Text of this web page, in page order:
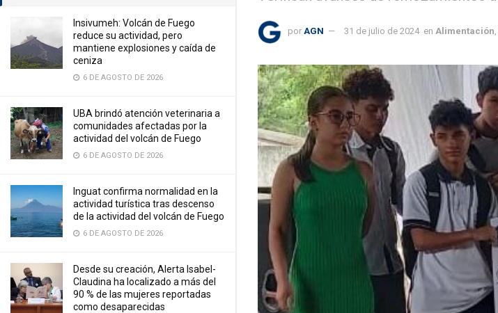
Insivumeh: Volcán de Fuego
reduce su actividad, pero
mantiene explosiones y caída de
ceniza
6 DE AGOSTO DE 2026
UBA brindó atención veterinaria a
comunidades afectadas por la
actividad del volcán de Fuego
6 DE AGOSTO DE 2026
Inguat confirma normalidad en la
actividad turística tras descenso
de la actividad del volcán de Fuego
6 DE AGOSTO DE 2026
Desde su creación, Alerta Isabel-
Claudina ha localizado a más del
90 % de las mujeres reportadas
como desaparecidas
por AGN 31 de julio de 2024 en Alimentación